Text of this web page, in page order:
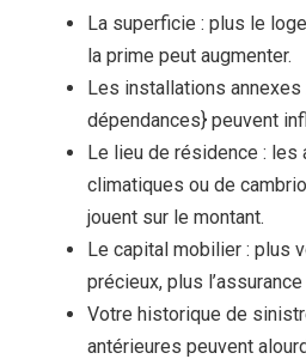
La superficie : plus le
la prime peut augmenter.
Les installations annexes
dépendances} peuvent
Le lieu de résidence : les
climatiques ou de
jouent sur le montant.
Le capital mobilier : plus
précieux, plus
Votre historique de
antérieures peuvent